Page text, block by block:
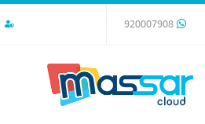
920007908